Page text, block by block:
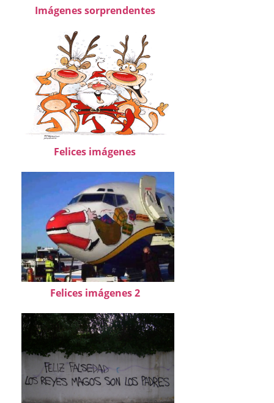
Imágenes sorprendentes
Felices imágenes
Felices imágenes 2